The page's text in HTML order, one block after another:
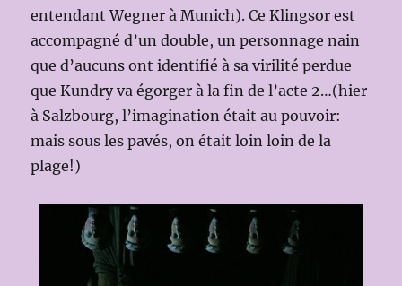
entendant Wegner à Munich). Ce Klingsor est
accompagné d’un double, un personnage nain
que d’aucuns ont identifié à sa virilité perdue
que Kundry va égorger à la fin de l’acte 2…(hier
à Salzbourg, l’imagination était au pouvoir:
mais sous les pavés, on était loin loin de la
plage!)